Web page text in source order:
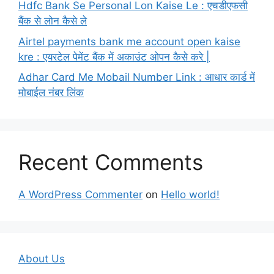
Hdfc Bank Se Personal Lon Kaise Le : एचडीएफसी
बैंक से लोन कैसे ले
Airtel payments bank me account open kaise
kre : एयरटेल पेमेंट बैंक में अकाउंट ओपन कैसे करे |
Adhar Card Me Mobail Number Link : आधार कार्ड में
मोबाईल नंबर लिंक
Recent Comments
A WordPress Commenter on Hello world!
About Us